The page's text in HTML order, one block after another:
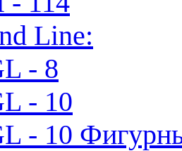
Line:
- 8
- 10
- 10